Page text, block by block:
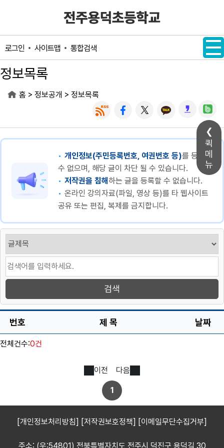
퀵
메
뉴
로그인 사이트맵 통합검색
정보목록
홈 > 정보공개 > 정보목록
개인정보(주민등록번호, 여권번호 등)를 등록할
수 없으며, 해당 글이 차단 될 수 있습니다.
저작권을 침해하는 글을 등록할 수 없습니다.
온라인 강의자료(파일, 영상 등)를 타 웹사이트
공유 또는 편집, 복제를 금지합니다.
번호 제 목 날짜
전체건수:0건
이전
1
다음
[개인정보처리방침] [저작권보호정책] [이메일무단수집거부]
주소: (우:54801) 전북특별자치도 전주시 덕진구 용덕길 30